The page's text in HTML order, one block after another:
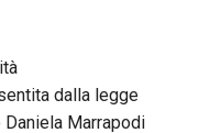
dalla legge
Marrapodi